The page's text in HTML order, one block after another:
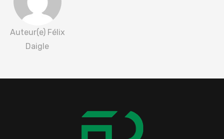
Auteur(e) Félix
Daigle